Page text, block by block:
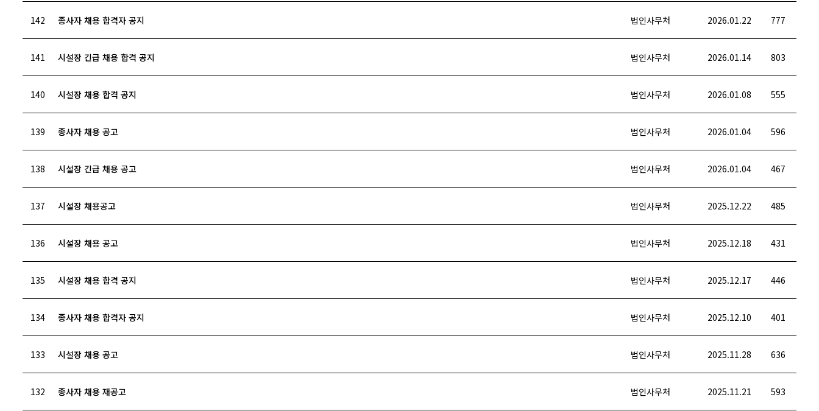
142 종사자 채용 합격자 공지 법인사무처 2026.01.22 777
141 시설장 긴급 채용 합격 공지 법인사무처 2026.01.14 803
140 시설장 채용 합격 공지 법인사무처 2026.01.08 555
139 종사자 채용 공고 법인사무처 2026.01.04 596
138 시설장 긴급 채용 공고 법인사무처 2026.01.04 467
137 시설장 채용공고 법인사무처 2025.12.22 485
136 시설장 채용 공고 법인사무처 2025.12.18 431
135 시설장 채용 합격 공지 법인사무처 2025.12.17 446
134 종사자 채용 합격자 공지 법인사무처 2025.12.10 401
133 시설장 채용 공고 법인사무처 2025.11.28 636
132 종사자 채용 재공고 법인사무처 2025.11.21 593